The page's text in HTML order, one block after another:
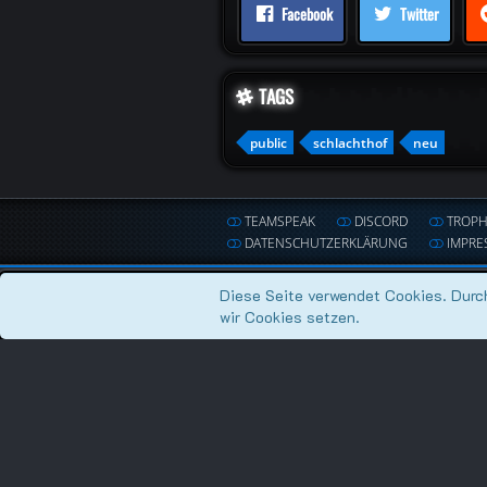
Facebook Twitter
TAGS
public schlachthof neu
TEAMSPEAK DISCORD
DATENSCHUTZERKLÄRUNG
Diese Seite verwendet Cookies.
wir Cookies setzen.